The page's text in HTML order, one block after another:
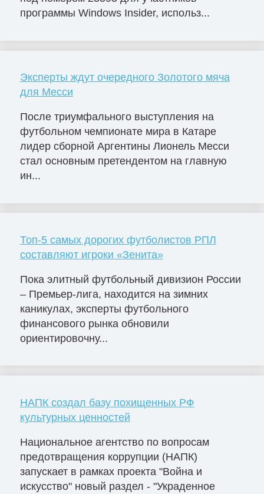
программы Windows Insider, использ...
Эксперты ждут очередного Золотого мяча
для Месси
После триумфального выступления на
футбольном чемпионате мира в Катаре
лидер сборной Аргентины Лионель Месси
стал основным претендентом на главную
ин...
Топ-5 самых дорогих футболистов РПЛ
составляют игроки «Зенита»
Пока элитный футбольный дивизион России
– Премьер-лига, находится на зимних
каникулах, эксперты футбольного
финансового рынка обновили
ориентировочну...
НАПК создал базу похищенных РФ
культурных ценностей
Национальное агентство по вопросам
предотвращения коррупции (НАПК)
запускает в рамках проекта "Война и
искусство" новый раздел - "Украденное